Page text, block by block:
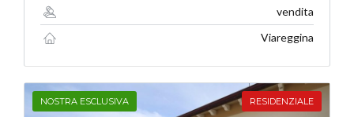
vendita
Viareggina
NOSTRA ESCLUSIVA RESIDENZIALE